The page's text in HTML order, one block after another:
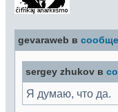
gevaraweb в
sergey zhukov в
Я думаю, что да.